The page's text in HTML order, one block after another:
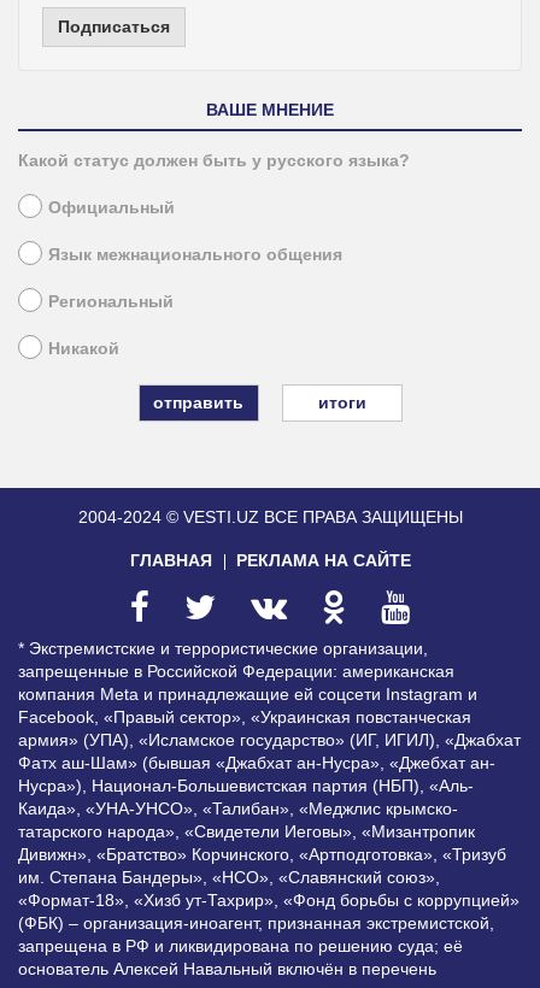
Подписаться
ВАШЕ МНЕНИЕ
Какой статус должен быть у русского языка?
Официальный
Язык межнационального общения
Региональный
Никакой
итоги
2004-2024 © VESTI.UZ ВСЕ ПРАВА ЗАЩИЩЕНЫ
ГЛАВНАЯ РЕКЛАМА НА САЙТЕ
* Экстремистские и террористические организации,
запрещенные в Российской Федерации: американская
компания Meta и принадлежащие ей соцсети Instagram и
Facebook, «Правый сектор», «Украинская повстанческая
армия» (УПА), «Исламское государство» (ИГ, ИГИЛ), «Джабхат
Фатх аш-Шам» (бывшая «Джабхат ан-Нусра», «Джебхат ан-
Нусра»), Национал-Большевистская партия (НБП), «Аль-
Каида», «УНА-УНСО», «Талибан», «Меджлис крымско-
татарского народа», «Свидетели Иеговы», «Мизантропик
Дивижн», «Братство» Корчинского, «Артподготовка», «Тризуб
им. Степана Бандеры», «НСО», «Славянский союз»,
«Формат-18», «Хизб ут-Тахрир», «Фонд борьбы с коррупцией»
(ФБК) – организация-иноагент, признанная экстремистской,
запрещена в РФ и ликвидирована по решению суда; её
основатель Алексей Навальный включён в перечень